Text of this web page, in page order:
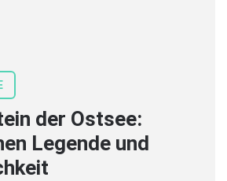
der Ostsee:
Legende und